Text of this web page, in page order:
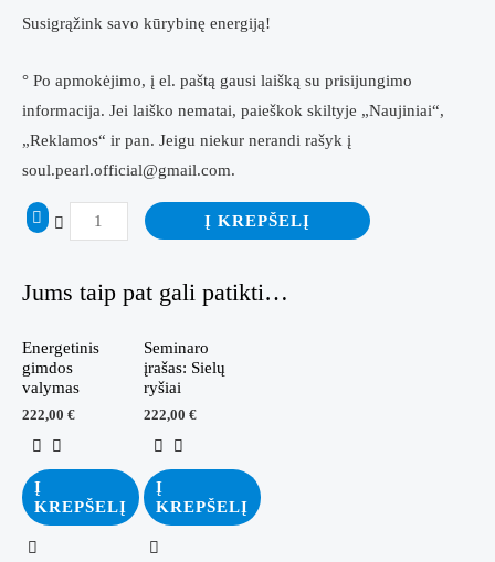
Susigrąžink savo kūrybinę energiją!
° Po apmokėjimo, į el. paštą gausi laišką su prisijungimo
informacija. Jei laiško nematai, paieškok skiltyje „Naujiniai“,
„Reklamos“ ir pan. Jeigu niekur nerandi rašyk į
soul.pearl.official@gmail.com.
produkto
kiekis:
rinkinys
Į KREPŠELĮ
Jums taip pat gali patikti…
Energetinis
gimdos
valymas
222,00 €
Į
KREPŠELĮ
Seminaro
įrašas: Sielų
ryšiai
222,00 €
Į
KREPŠELĮ